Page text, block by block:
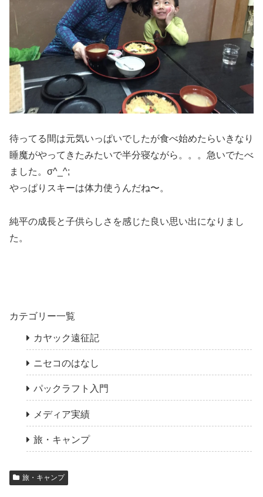
待ってる間は元気いっぱいでしたが食べ始めたらいきなり
睡魔がやってきたみたいで半分寝ながら。。。急いでたべ
ました。σ^_^;
やっぱりスキーは体力使うんだね〜。
純平の成長と子供らしさを感じた良い思い出になりまし
た。
カテゴリー一覧
カヤック遠征記
ニセコのはなし
パックラフト入門
メディア実績
旅・キャンプ
旅・キャンプ